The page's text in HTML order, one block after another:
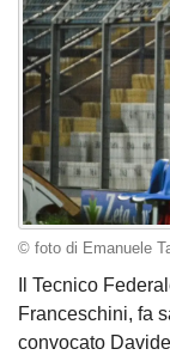
© foto di Emanuele
Il Tecnico
Franceschini, fa
convocato